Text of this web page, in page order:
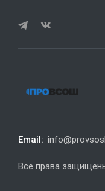
Email:
Все права